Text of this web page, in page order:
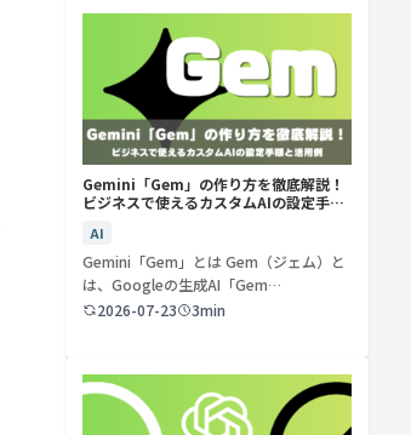
Gemini「Gem」の作り方を徹底解説！
ビジネスで使えるカスタムAIの設定手順
AI
Gemini「Gem」とは Gem（ジェム）と
は、Googleの生成AI「Gem…
2026-07-23
3min